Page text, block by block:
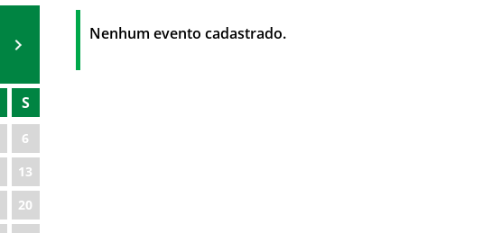
S
6
13
20
Nenhum evento cadastrado.